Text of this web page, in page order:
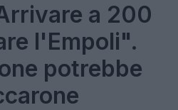
a 200
l'Empoli".
potrebbe